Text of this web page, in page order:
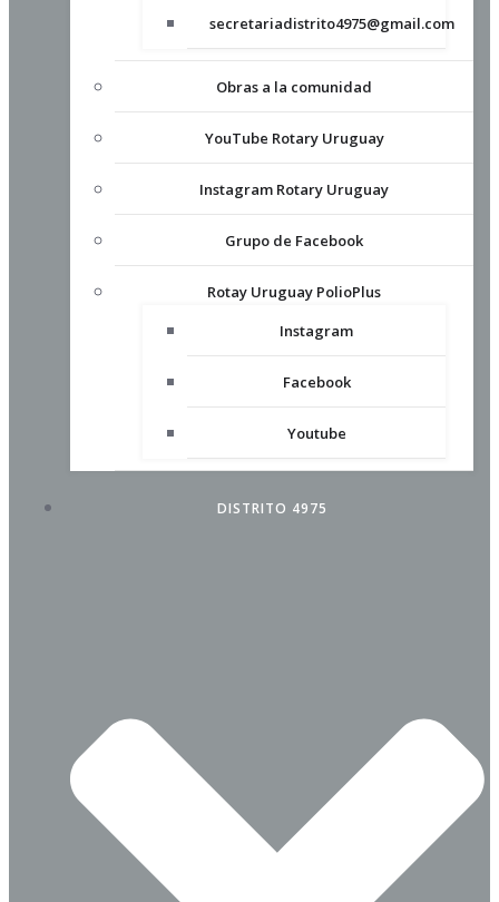
secretariadistrito4975@gmail.com
Obras a la comunidad
YouTube Rotary Uruguay
Instagram Rotary Uruguay
Grupo de Facebook
Rotay Uruguay PolioPlus
Instagram
Facebook
Youtube
DISTRITO 4975